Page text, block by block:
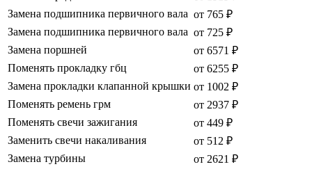
Замена подшипника первичного вала от 765 ₽
Замена подшипника первичного вала от 725 ₽
Замена поршней
от 6571 ₽
Поменять прокладку гбц
от 6255 ₽
Замена прокладки клапанной крышки от 1002 ₽
Поменять ремень грм
от 2937 ₽
Поменять свечи зажигания
от 449 ₽
Заменить свечи накаливания
от 512 ₽
Замена турбины
от 2621 ₽